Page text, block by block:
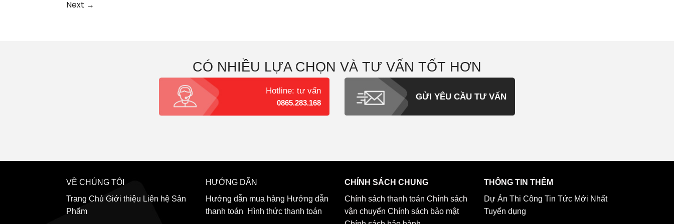
Next →
CÓ NHIỀU LỰA CHỌN VÀ TƯ VẤN TỐT HƠN
Hotline: tư vấn
0865.283.168
GỬI YÊU CẦU TƯ VẤN
VỀ CHÚNG TÔI
Trang Chủ Giới thiệu Liên hệ Sản
Phẩm
HƯỚNG DẪN
Hướng dẫn mua hàng Hướng dẫn
thanh toán
Hình thức thanh toán
CHÍNH SÁCH CHUNG
Chính sách thanh toán Chính sách
vận chuyển Chính sách bảo mật
THÔNG TIN THÊM
Dự Án Thi Công Tin Tức Mới Nhất
Tuyển dụng